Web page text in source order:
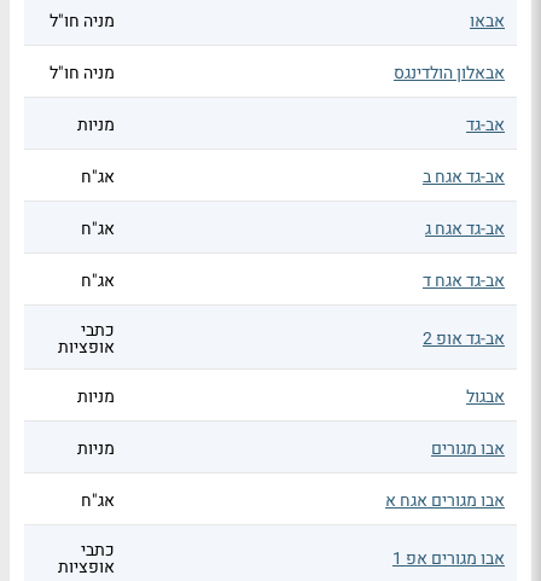
אבאו מניה חו"ל
אבאלון הולדינגס מניה חו"ל
אב-גד מניות
אב-גד אגח ב אג"ח
אב-גד אגח ג אג"ח
אב-גד אגח ד אג"ח
אב-גד אופ 2 כתבי
אופציות
אבגול
מניות
אבו מגורים מניות
אבו מגורים אגח א אג"ח
אבו מגורים אפ 1 כתבי
אופציות